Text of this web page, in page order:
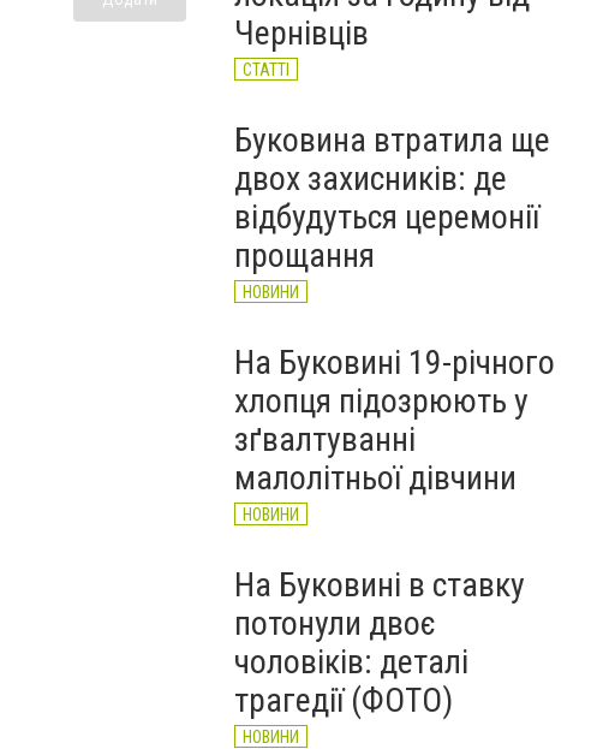
НОВИНИ
Чернівців
СТАТТІ
Буковина втратила ще
двох захисників: де
відбудуться церемонії
прощання
НОВИНИ
На Буковині 19-річного
хлопця підозрюють у
зґвалтуванні
малолітньої дівчини
НОВИНИ
На Буковині в ставку
потонули двоє
чоловіків: деталі
трагедії (ФОТО)
НОВИНИ